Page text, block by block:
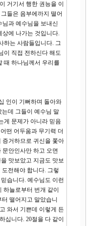
거기서 행한 권능을 이
들은 음부에까지 떨어
님과 예수님을 보내신
에 나가는 것입니다.
하는 사람들입니다. 그
이 직접 전하신다 해도
때 하나님께서 우리를
인이 기뻐하며 돌아와
데 그들이 예수님 말
게 문제가 아니라 믿음
떤 어두움과 무기력 더
증거하므로 귀신을 쫓아
안인사만 하고 오면
맛보았고 지금도 맛보
전해야 합니다. 그렇
습니다. 예수님도 이런
늘로부터 번개 같이
떨어지고 말았습니
와서 기쁜데 이렇게 든
십니다. 20절을 다 같이